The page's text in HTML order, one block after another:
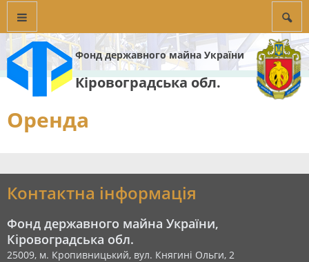
Фонд державного майна України
Кіровоградська обл.
Оренда
Контактна інформація
Фонд державного майна України,
Кіровоградська обл.
25009, м. Кропивницький, вул. Княгині Ольги, 2